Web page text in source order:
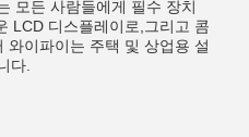
모든 사람들에게 필수 장치
LCD 디스플레이로,그리고 콤
와이파이는 주택 및 상업용 설
다.